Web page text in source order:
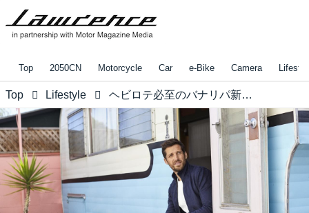
Top 2050CN Motorcycle Car e-Bike Camera
Top Lifestyle ヘビロテ必至のバナリパ新定番「トラベラーパンツ」に注目！